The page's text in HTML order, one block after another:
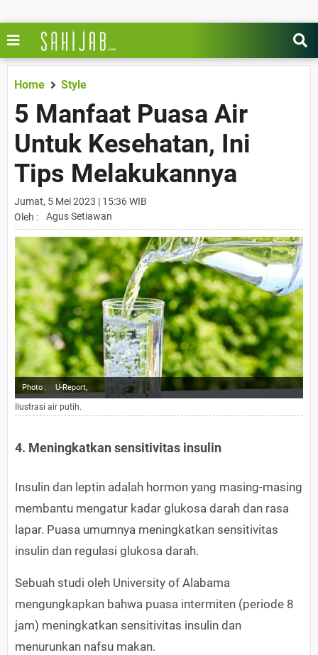
Home Style
5 Manfaat Puasa Air
Untuk Kesehatan, Ini
Tips Melakukannya
Jumat, 5 Mei 2023 | 15:36 WIB
Oleh :
Agus Setiawan
Photo : U-Report,
Ilustrasi air putih.
4. Meningkatkan sensitivitas insulin
Insulin dan leptin adalah hormon yang masing-masing
membantu mengatur kadar glukosa darah dan rasa
lapar. Puasa umumnya meningkatkan sensitivitas
insulin dan regulasi glukosa darah.
Sebuah studi oleh University of Alabama
mengungkapkan bahwa puasa intermiten (periode 8
jam) meningkatkan sensitivitas insulin dan
menurunkan nafsu makan.